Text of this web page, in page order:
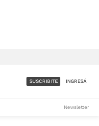
SUSCRIBITE INGRESÁ
Newsletter